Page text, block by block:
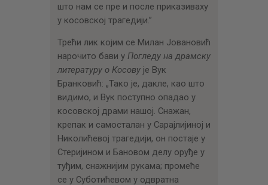
што нам се пре и после приказиваху
у косовској трагедији.”
Трећи лик којим се Милан Јовановић
нарочито бави у Погледу на драмску
литературу о Косовује Вук
Бранковић: „Тако је, дакле, као што
видимо, и Вук поступно опадао у
косовској драми нашој. Снажан,
крепак и самосталан у Сарајлијиној и
Николићевој трагедији, он постаје у
Стеријином и Бановом делу оруђе у
туђим, снажнијим рукама; промеће
се у Суботићевом у одвратна